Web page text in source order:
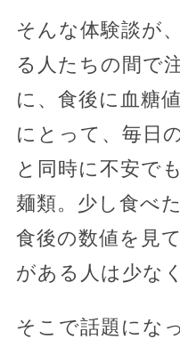
そんな体験談が
る人たちの間で
に、食後に血糖
にとって、毎日
と同時に不安で
麺類。少し食べ
食後の数値を見
がある人は少な
そこで話題にな